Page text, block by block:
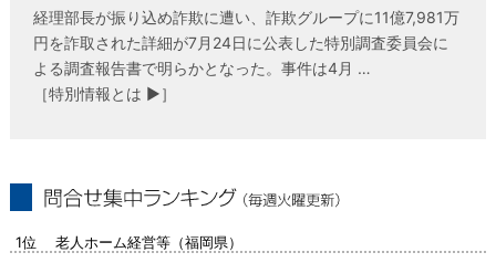
経理部長が振り込め詐欺に遭い、詐欺グループに11億7,981万
円を詐取された詳細が7月24日に公表した特別調査委員会に
よる調査報告書で明らかとなった。事件は4月 …
［特別情報とは ▶］
1位 老人ホーム経営等（福岡県）